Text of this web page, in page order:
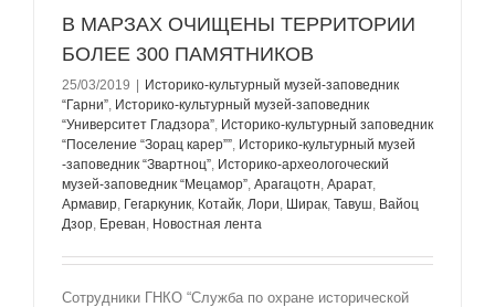
В МАРЗАХ ОЧИЩЕНЫ ТЕРРИТОРИИ
БОЛЕЕ 300 ПАМЯТНИКОВ
25/03/2019
Историко-культурный музей-заповедник
“Гарни”, Историко-культурный музей-заповедник
“Университет Гладзорa”, Историко-культурный заповедник
“Поселение “Зорац карер””, Историко-культурный музей
-заповедник “Звартноц”, Историко-археологоческий
музей-заповедник “Мецамор”, Арагацотн, Арарат,
Армавир, Гегаркуник, Котайк, Лори, Ширак, Тавуш, Вайоц
Дзор, Ереван, Новостная лента
Сотрудники ГНКО “Служба по охране исторической